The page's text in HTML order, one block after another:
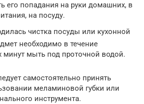
его попадания на руки домашних, в
на посуду.
чистка посуды или кухонной
необходимо в течение
минут мыть под проточной водой.
самостоятельно принять
меламиновой губки или
инструмента.